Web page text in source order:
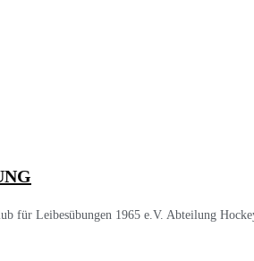
für Leibesübungen 1965 e.V. Abteilung